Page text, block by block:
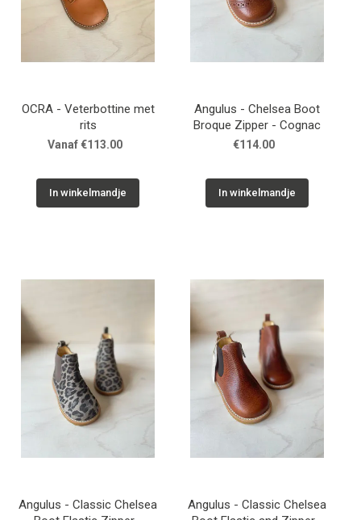
OCRA - Veterbottine met
rits
Vanaf €113.00
In winkelmandje
Angulus - Chelsea Boot
Broque Zipper - Cognac
€114.00
In winkelmandje
Angulus - Classic Chelsea
Angulus - Classic Chelsea